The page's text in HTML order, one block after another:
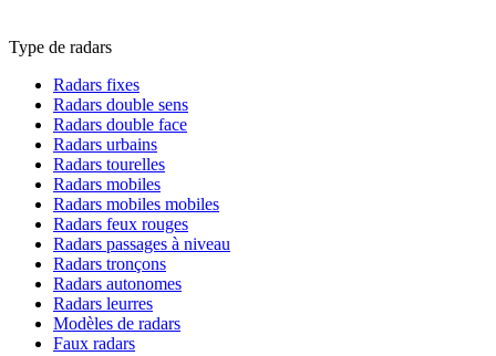
Type de radars
Radars fixes
Radars double sens
Radars double face
Radars urbains
Radars tourelles
Radars mobiles
Radars mobiles mobiles
Radars feux rouges
Radars passages à niveau
Radars tronçons
Radars autonomes
Radars leurres
Modèles de radars
Faux radars